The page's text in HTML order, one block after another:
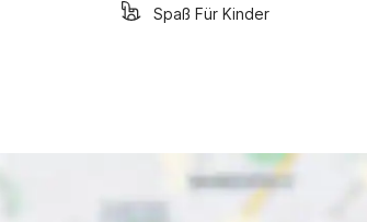
Spaß Für Kinder